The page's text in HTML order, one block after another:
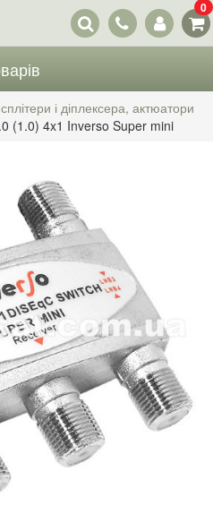
Наші
контакти
0
і діплексера, актюатори
(1.0) 4x1 Inverso Super mini